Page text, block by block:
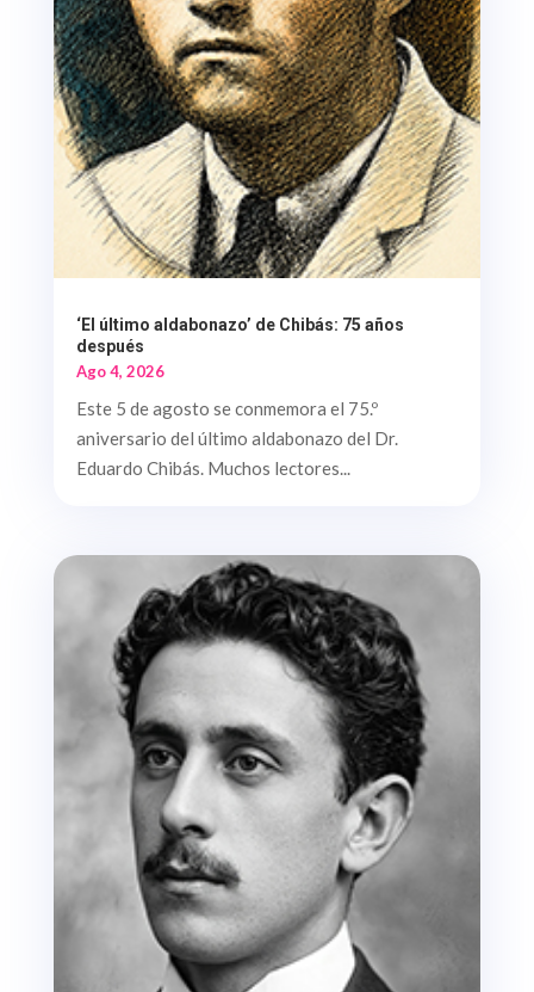
‘El último aldabonazo’ de Chibás: 75 años
después
Ago 4, 2026
Este 5 de agosto se conmemora el 75.º
aniversario del último aldabonazo del Dr.
Eduardo Chibás. Muchos lectores...